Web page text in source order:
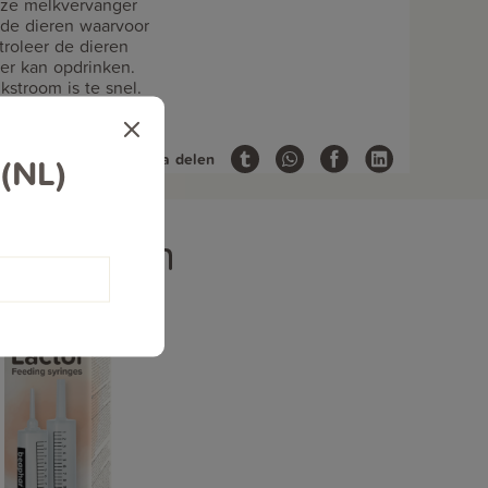
dieren waarvoor
de dieren
kan opdrinken.
is te snel.
Deze pagina delen